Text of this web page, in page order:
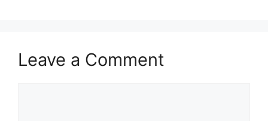
Leave a Comment